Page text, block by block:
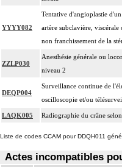
YYYY082
Tentative d'angioplastie
artère subclavière,
non franchissement de la
ZZLP030
Anesthésie générale ou
niveau 2
DEQP004
Surveillance continue de
oscilloscopie et/ou
LAQK005 Radiographie du crâne
Liste de codes CCAM pour DDQH011
Actes incompatibles